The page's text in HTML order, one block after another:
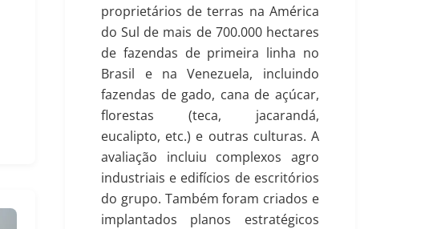
proprietários de terras na América
do Sul de mais de 700.000 hectares
de fazendas de primeira linha no
Brasil e na Venezuela, incluindo
fazendas de gado, cana de açúcar,
florestas (teca, jacarandá,
eucalipto, etc.) e outras culturas. A
avaliação incluiu complexos agro
industriais e edifícios de escritórios
do grupo. Também foram criados e
implantados planos estratégicos